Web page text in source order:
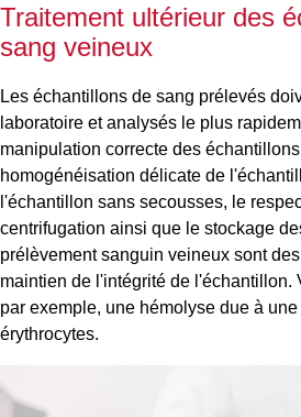
Traitement ultérieur des
sang veineux
Les échantillons de sang prélevés
laboratoire et analysés le plus
manipulation correcte des
homogénéisation délicate de
l'échantillon sans secousses, le
centrifugation ainsi que le stockage
prélèvement sanguin veineux sont
maintien de l'intégrité de l'échantillon.
par exemple, une hémolyse due à
érythrocytes.